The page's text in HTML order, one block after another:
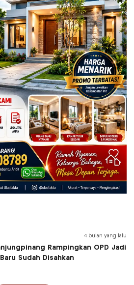
4 bulan yang lalu
Rampingkan OPD Jadi
Sudah Disahkan